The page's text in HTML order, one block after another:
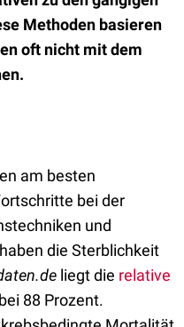
Methoden basieren
oft nicht mit dem
am besten
bei der
und
die Sterblichkeit
liegt die relative
bei 88 Prozent.